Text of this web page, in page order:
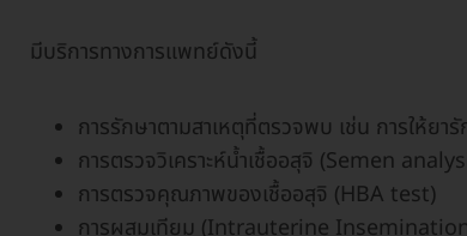
มีบริการทางการแพทย์ดังนี้
การรักษาตามสาเหตุที่ตรวจพบ เช่น การให้ยา
การตรวจวิเคราะห์น้ำเชื้ออสุจิ (Semen
การตรวจคุณภาพของเชื้ออสุจิ (HBA test)
การผสมเทียม (Intrauterine